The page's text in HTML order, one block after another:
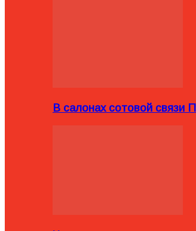
В салонах сотовой связи